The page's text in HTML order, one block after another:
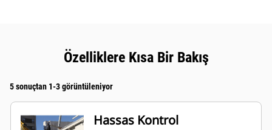
Özelliklere Kısa Bir Bakış
5 sonuçtan 1-3 görüntüleniyor
Hassas Kontrol